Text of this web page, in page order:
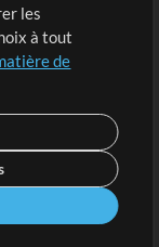
les
à tout
de